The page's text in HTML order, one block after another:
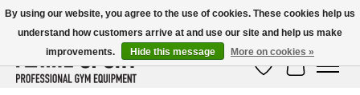
E-MAIL:info@flame-sport.deTEL.: +49 1525 9705 011
Wish ListCart
By using our website, you agree to the use of cookies. These cookies help us
understand how customers arrive at and use our site and help us make
improvements.
Hide this message More on cookies »